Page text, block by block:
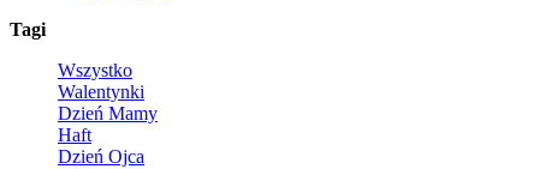
Tagi
Wszystko
Walentynki
Dzień Mamy
Haft
Dzień Ojca